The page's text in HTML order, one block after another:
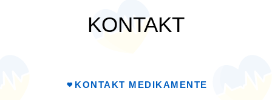
KONTAKT
KONTAKT MEDIKAMENTE